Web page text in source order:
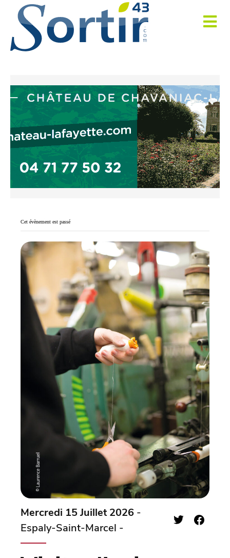
Cet évènement est passé
Mercredi 15 Juillet 2026 -
Espaly-Saint-Marcel -